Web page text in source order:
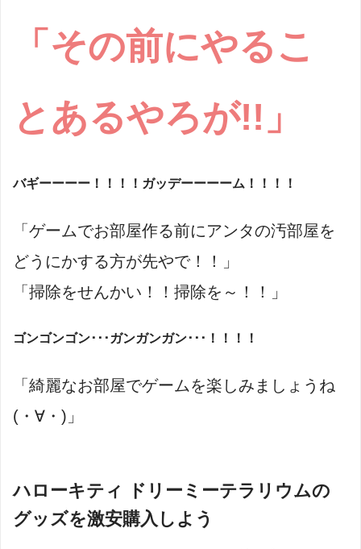
「その前にやるこ
とあるやろが!!」
バギーーーー！！！！ガッデーーーーム！！！！
「ゲームでお部屋作る前にアンタの汚部屋を
どうにかする方が先やで！！」
「掃除をせんかい！！掃除を～！！」
ゴンゴンゴン･･･ガンガンガン･･･！！！！
「綺麗なお部屋でゲームを楽しみましょうね
(・∀・)」
ハローキティ ドリーミーテラリウムの
グッズを激安購入しよう